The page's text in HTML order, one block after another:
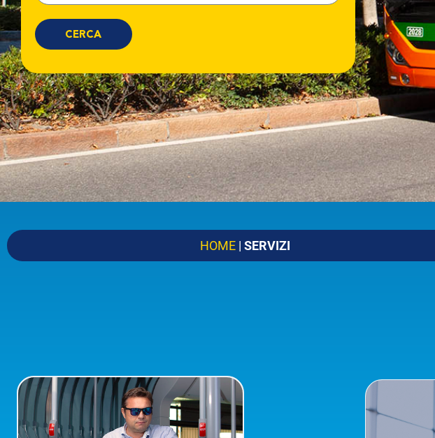
CERCA
Linea
CERCA
Partenza
Arrivo
HOME| SERVIZI